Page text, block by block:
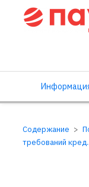
Содержание
требований